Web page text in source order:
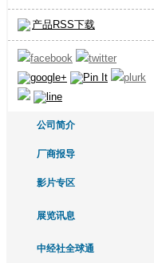
产品RSS下载
公司简介
厂商报导
影片专区
展览讯息
中经社全球通